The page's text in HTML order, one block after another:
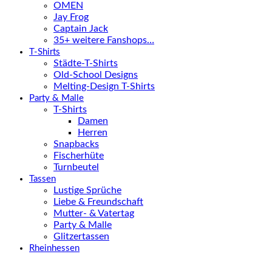
OMEN
Jay Frog
Captain Jack
35+ weitere Fanshops…
T-Shirts
Städte-T-Shirts
Old-School Designs
Melting-Design T-Shirts
Party & Malle
T-Shirts
Damen
Herren
Snapbacks
Fischerhüte
Turnbeutel
Tassen
Lustige Sprüche
Liebe & Freundschaft
Mutter- & Vatertag
Party & Malle
Glitzertassen
Rheinhessen